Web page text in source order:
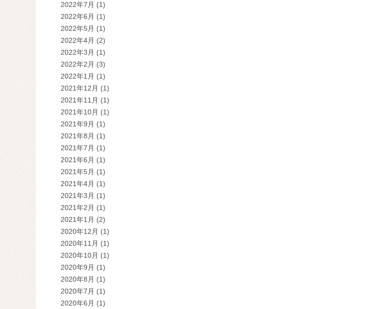
2022年7月 (1)
2022年6月 (1)
2022年5月 (1)
2022年4月 (2)
2022年3月 (1)
2022年2月 (3)
2022年1月 (1)
2021年12月 (1)
2021年11月 (1)
2021年10月 (1)
2021年9月 (1)
2021年8月 (1)
2021年7月 (1)
2021年6月 (1)
2021年5月 (1)
2021年4月 (1)
2021年3月 (1)
2021年2月 (1)
2021年1月 (2)
2020年12月 (1)
2020年11月 (1)
2020年10月 (1)
2020年9月 (1)
2020年8月 (1)
2020年7月 (1)
2020年6月 (1)